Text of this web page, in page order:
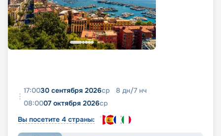
17:0030 сентября 2026ср 8 дн/7 нч
08:0007 октября 2026ср
Вы посетите 4 страны: